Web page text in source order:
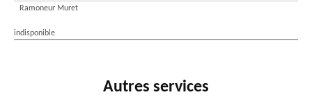
Ramoneur Muret
indisponible
Autres services